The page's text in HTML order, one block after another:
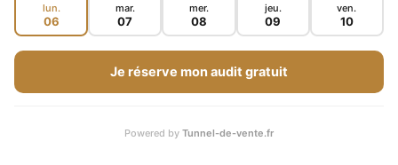
lun.
06
mar.
07
mer.
08
jeu.
09
ven.
10
Je réserve mon audit gratuit
Powered by Tunnel-de-vente.fr